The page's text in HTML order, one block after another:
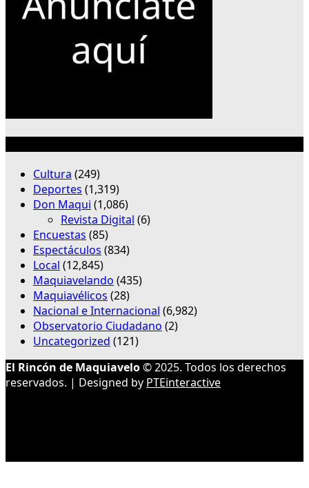
Cultura (249)
Deportes (1,319)
Don Maqui (1,086)
Revista Digital (6)
Encuestas (85)
Espectáculos (834)
Local (12,845)
Maquiavelando (435)
Maquiavélicos (28)
Nacional e Internacional (6,982)
Observatorio Ciudadano (2)
Uncategorized (121)
El Rincón de Maquiavelo© 2025. Todos los derechos
reservados. | Designed by PTEinteractive